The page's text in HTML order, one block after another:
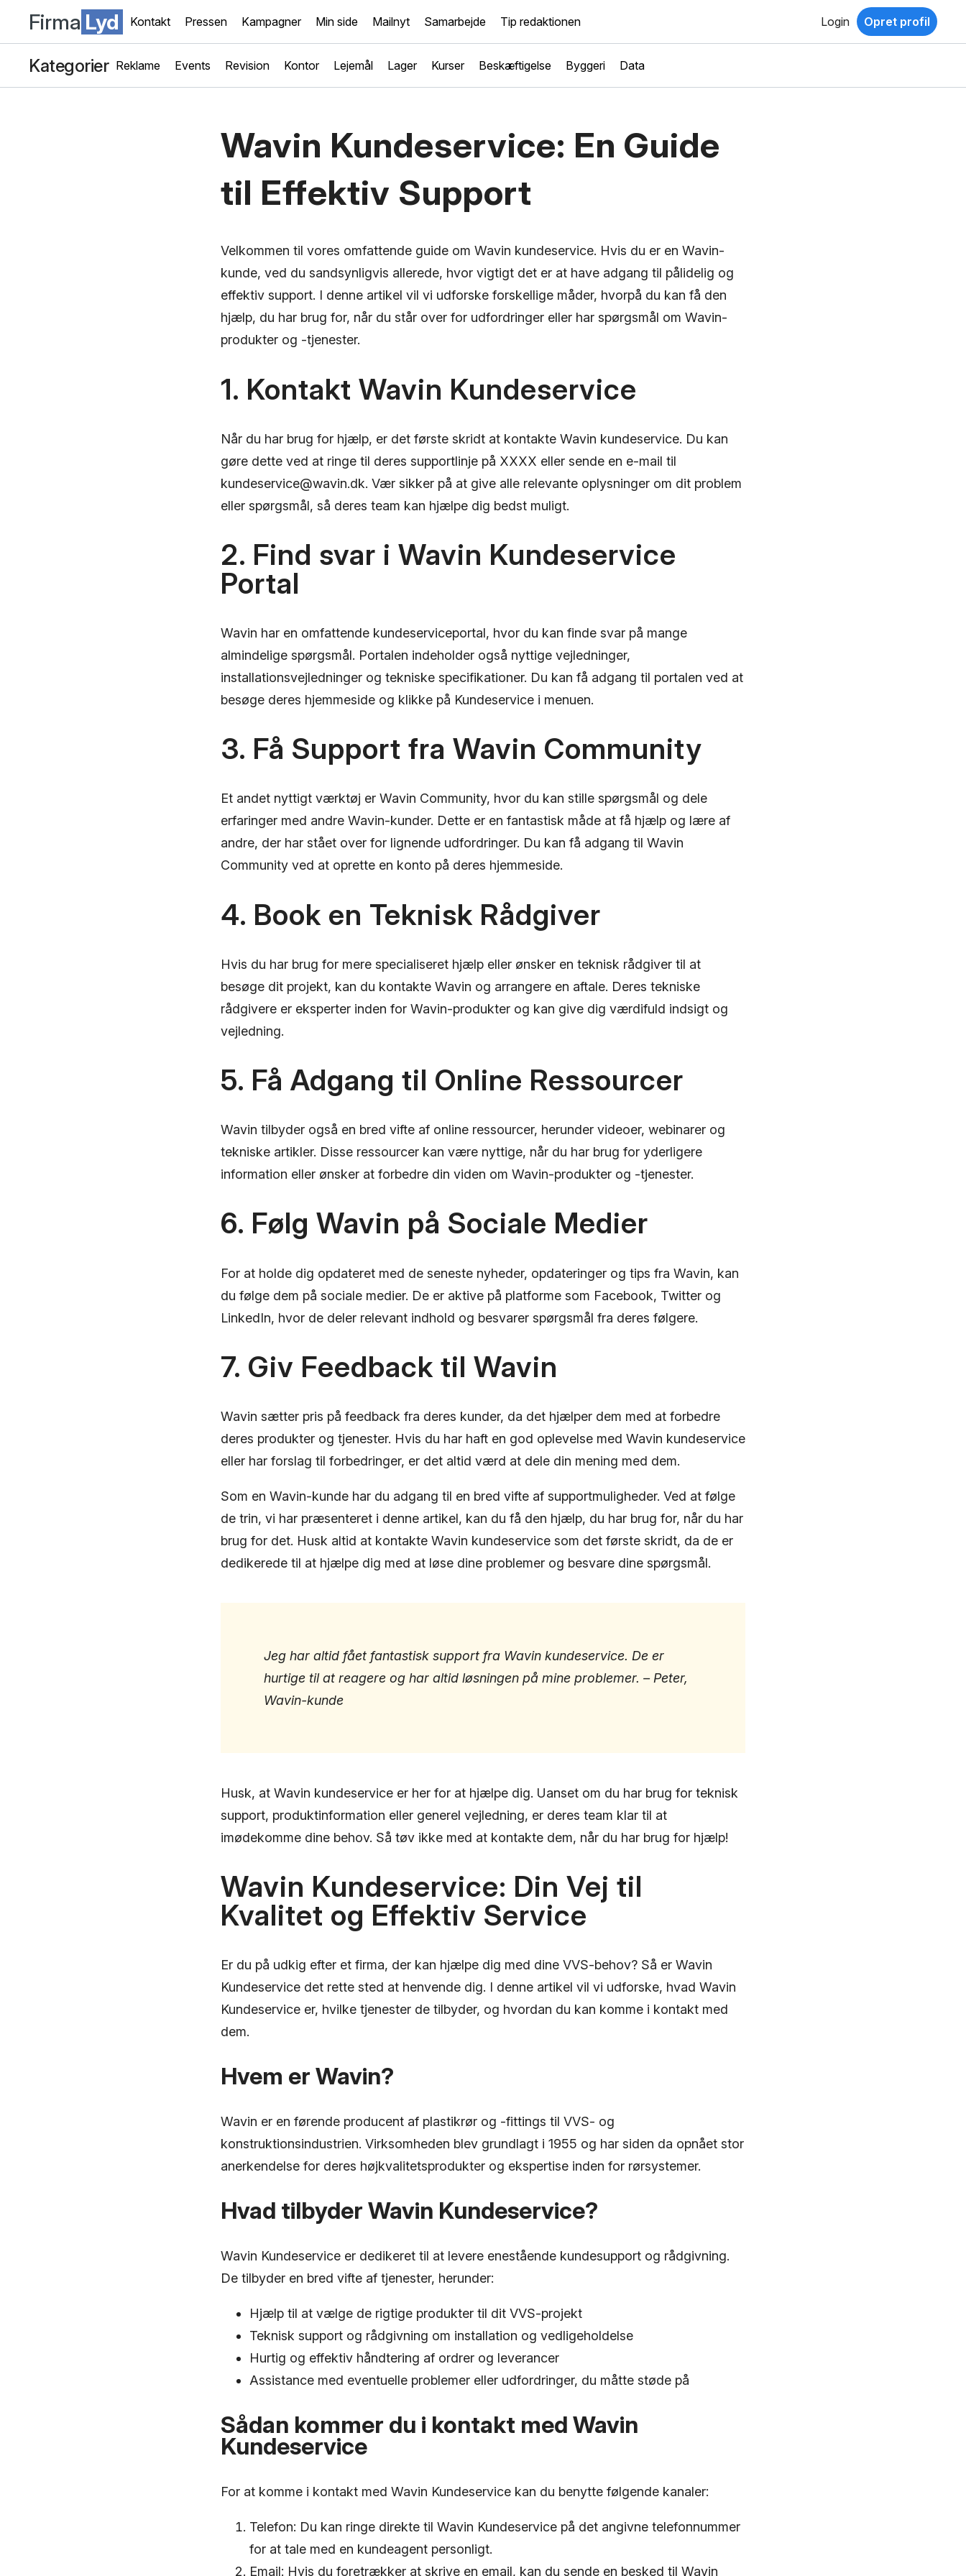
Firma Lyd Kontakt Pressen Kampagner Min side Mailnyt Samarbejde Tip redaktionen Login Opret profil
Kategorier Reklame Events Revision Kontor Lejemål Lager Kurser Beskæftigelse Byggeri Data
Wavin Kundeservice: En Guide
til Effektiv Support
Velkommen til vores omfattende guide om Wavin kundeservice. Hvis du er en Wavin-
kunde, ved du sandsynligvis allerede, hvor vigtigt det er at have adgang til pålidelig og
effektiv support. I denne artikel vil vi udforske forskellige måder, hvorpå du kan få den
hjælp, du har brug for, når du står over for udfordringer eller har spørgsmål om Wavin-
produkter og -tjenester.
1. Kontakt Wavin Kundeservice
Når du har brug for hjælp, er det første skridt at kontakte Wavin kundeservice. Du kan
gøre dette ved at ringe til deres supportlinje på XXXX eller sende en e-mail til
kundeservice@wavin.dk. Vær sikker på at give alle relevante oplysninger om dit problem
eller spørgsmål, så deres team kan hjælpe dig bedst muligt.
2. Find svar i Wavin Kundeservice
Portal
Wavin har en omfattende kundeserviceportal, hvor du kan finde svar på mange
almindelige spørgsmål. Portalen indeholder også nyttige vejledninger,
installationsvejledninger og tekniske specifikationer. Du kan få adgang til portalen ved at
besøge deres hjemmeside og klikke på Kundeservice i menuen.
3. Få Support fra Wavin Community
Et andet nyttigt værktøj er Wavin Community, hvor du kan stille spørgsmål og dele
erfaringer med andre Wavin-kunder. Dette er en fantastisk måde at få hjælp og lære af
andre, der har stået over for lignende udfordringer. Du kan få adgang til Wavin
Community ved at oprette en konto på deres hjemmeside.
4. Book en Teknisk Rådgiver
Hvis du har brug for mere specialiseret hjælp eller ønsker en teknisk rådgiver til at
besøge dit projekt, kan du kontakte Wavin og arrangere en aftale. Deres tekniske
rådgivere er eksperter inden for Wavin-produkter og kan give dig værdifuld indsigt og
vejledning.
5. Få Adgang til Online Ressourcer
Wavin tilbyder også en bred vifte af online ressourcer, herunder videoer, webinarer og
tekniske artikler. Disse ressourcer kan være nyttige, når du har brug for yderligere
information eller ønsker at forbedre din viden om Wavin-produkter og -tjenester.
6. Følg Wavin på Sociale Medier
For at holde dig opdateret med de seneste nyheder, opdateringer og tips fra Wavin, kan
du følge dem på sociale medier. De er aktive på platforme som Facebook, Twitter og
LinkedIn, hvor de deler relevant indhold og besvarer spørgsmål fra deres følgere.
7. Giv Feedback til Wavin
Wavin sætter pris på feedback fra deres kunder, da det hjælper dem med at forbedre
deres produkter og tjenester. Hvis du har haft en god oplevelse med Wavin kundeservice
eller har forslag til forbedringer, er det altid værd at dele din mening med dem.
Som en Wavin-kunde har du adgang til en bred vifte af supportmuligheder. Ved at følge
de trin, vi har præsenteret i denne artikel, kan du få den hjælp, du har brug for, når du har
brug for det. Husk altid at kontakte Wavin kundeservice som det første skridt, da de er
dedikerede til at hjælpe dig med at løse dine problemer og besvare dine spørgsmål.
Jeg har altid fået fantastisk support fra Wavin kundeservice. De er
hurtige til at reagere og har altid løsningen på mine problemer. – Peter,
Wavin-kunde
Husk, at Wavin kundeservice er her for at hjælpe dig. Uanset om du har brug for teknisk
support, produktinformation eller generel vejledning, er deres team klar til at
imødekomme dine behov. Så tøv ikke med at kontakte dem, når du har brug for hjælp!
Wavin Kundeservice: Din Vej til
Kvalitet og Effektiv Service
Er du på udkig efter et firma, der kan hjælpe dig med dine VVS-behov? Så er Wavin
Kundeservice det rette sted at henvende dig. I denne artikel vil vi udforske, hvad Wavin
Kundeservice er, hvilke tjenester de tilbyder, og hvordan du kan komme i kontakt med
dem.
Hvem er Wavin?
Wavin er en førende producent af plastikrør og -fittings til VVS- og
konstruktionsindustrien. Virksomheden blev grundlagt i 1955 og har siden da opnået stor
anerkendelse for deres højkvalitetsprodukter og ekspertise inden for rørsystemer.
Hvad tilbyder Wavin Kundeservice?
Wavin Kundeservice er dedikeret til at levere enestående kundesupport og rådgivning.
De tilbyder en bred vifte af tjenester, herunder:
Hjælp til at vælge de rigtige produkter til dit VVS-projekt
Teknisk support og rådgivning om installation og vedligeholdelse
Hurtig og effektiv håndtering af ordrer og leverancer
Assistance med eventuelle problemer eller udfordringer, du måtte støde på
Sådan kommer du i kontakt med Wavin
Kundeservice
For at komme i kontakt med Wavin Kundeservice kan du benytte følgende kanaler:
Telefon: Du kan ringe direkte til Wavin Kundeservice på det angivne telefonnummer
for at tale med en kundeagent personligt.
Email: Hvis du foretrækker at skrive en email, kan du sende en besked til Wavin